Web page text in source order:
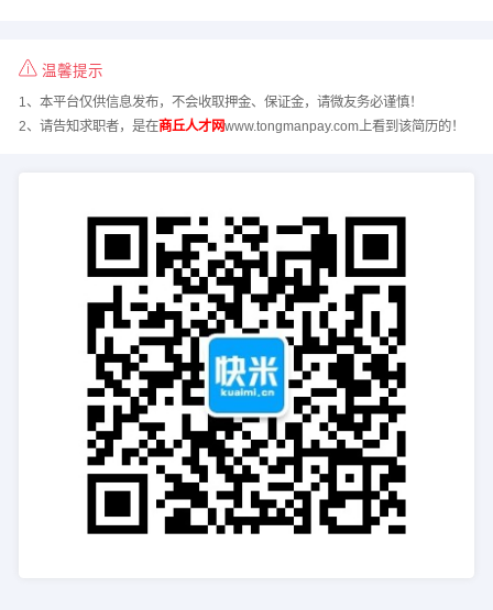
温馨提示
1、本平台仅供信息发布，不会收取押金、保证金，请微友务必谨慎！
2、请告知求职者，是在商丘人才网www.tongmanpay.com上看到该简历的！